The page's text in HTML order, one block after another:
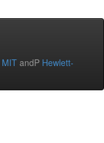
MIT andP Hewlett-